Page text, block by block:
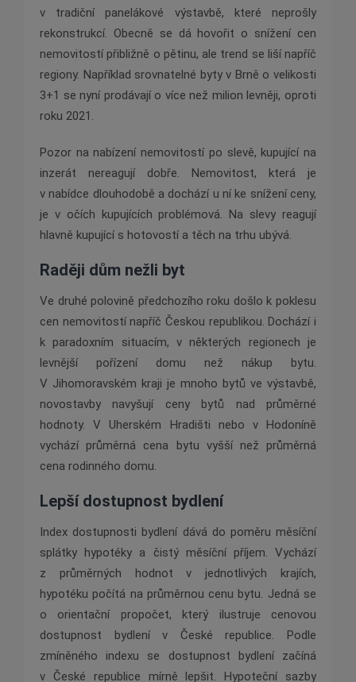
v tradiční panelákové výstavbě, které neprošly
rekonstrukcí. Obecně se dá hovořit o snížení cen
nemovitostí přibližně o pětinu, ale trend se liší napříč
regiony. Například srovnatelné byty v Brně o velikosti
3+1 se nyní prodávají o více než milion levněji, oproti
roku 2021.
Pozor na nabízení nemovitostí po slevě, kupující na
inzerát nereagují dobře. Nemovitost, která je
v nabídce dlouhodobě a dochází u ní ke snížení ceny,
je v očích kupujících problémová. Na slevy reagují
hlavně kupující s hotovostí a těch na trhu ubývá.
Raději dům nežli byt
Ve druhé polovině předchozího roku došlo k poklesu
cen nemovitostí napříč Českou republikou. Dochází i
k paradoxním situacím, v některých regionech je
levnější pořízení domu než nákup bytu.
V Jihomoravském kraji je mnoho bytů ve výstavbě,
novostavby navyšují ceny bytů nad průměrné
hodnoty. V Uherském Hradišti nebo v Hodoníně
vychází průměrná cena bytu vyšší než průměrná
cena rodinného domu.
Lepší dostupnost bydlení
Index dostupnosti bydlení dává do poměru měsíční
splátky hypotéky a čistý měsíční příjem. Vychází
z průměrných hodnot v jednotlivých krajích,
hypotéku počítá na průměrnou cenu bytu. Jedná se
o orientační propočet, který ilustruje cenovou
dostupnost bydlení v České republice. Podle
zmíněného indexu se dostupnost bydlení začíná
v České republice mírně lepšit. Hypoteční sazby